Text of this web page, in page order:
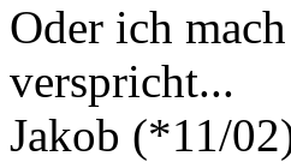
Oder ich
verspricht...
Jakob (*11/